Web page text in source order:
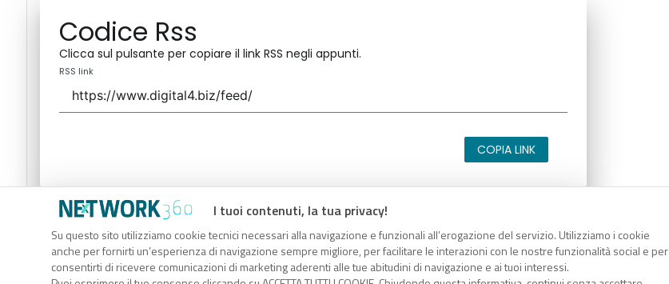
I tuoi contenuti, la tua privacy!
Su questo sito utilizziamo cookie tecnici necessari alla navigazione e funzionali all’erogazione del servizio. Utilizziamo i cookie
anche per fornirti un’esperienza di navigazione sempre migliore, per facilitare le interazioni con le nostre funzionalità social e per
consentirti di ricevere comunicazioni di marketing aderenti alle tue abitudini di navigazione e ai tuoi interessi.
Codice Rss
Clicca sul pulsante per copiare il link RSS negli appunti.
RSS link
COPIA LINK
Codice Rss
Clicca sul pulsante per copiare il link RSS negli appunti.
RSS link